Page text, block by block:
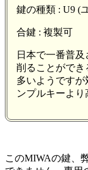
鍵の種類 : U9 (
合鍵 : 複製可
日本で一番普
削ることがで
多いようです
ンプルキーより
このMIWAの鍵、